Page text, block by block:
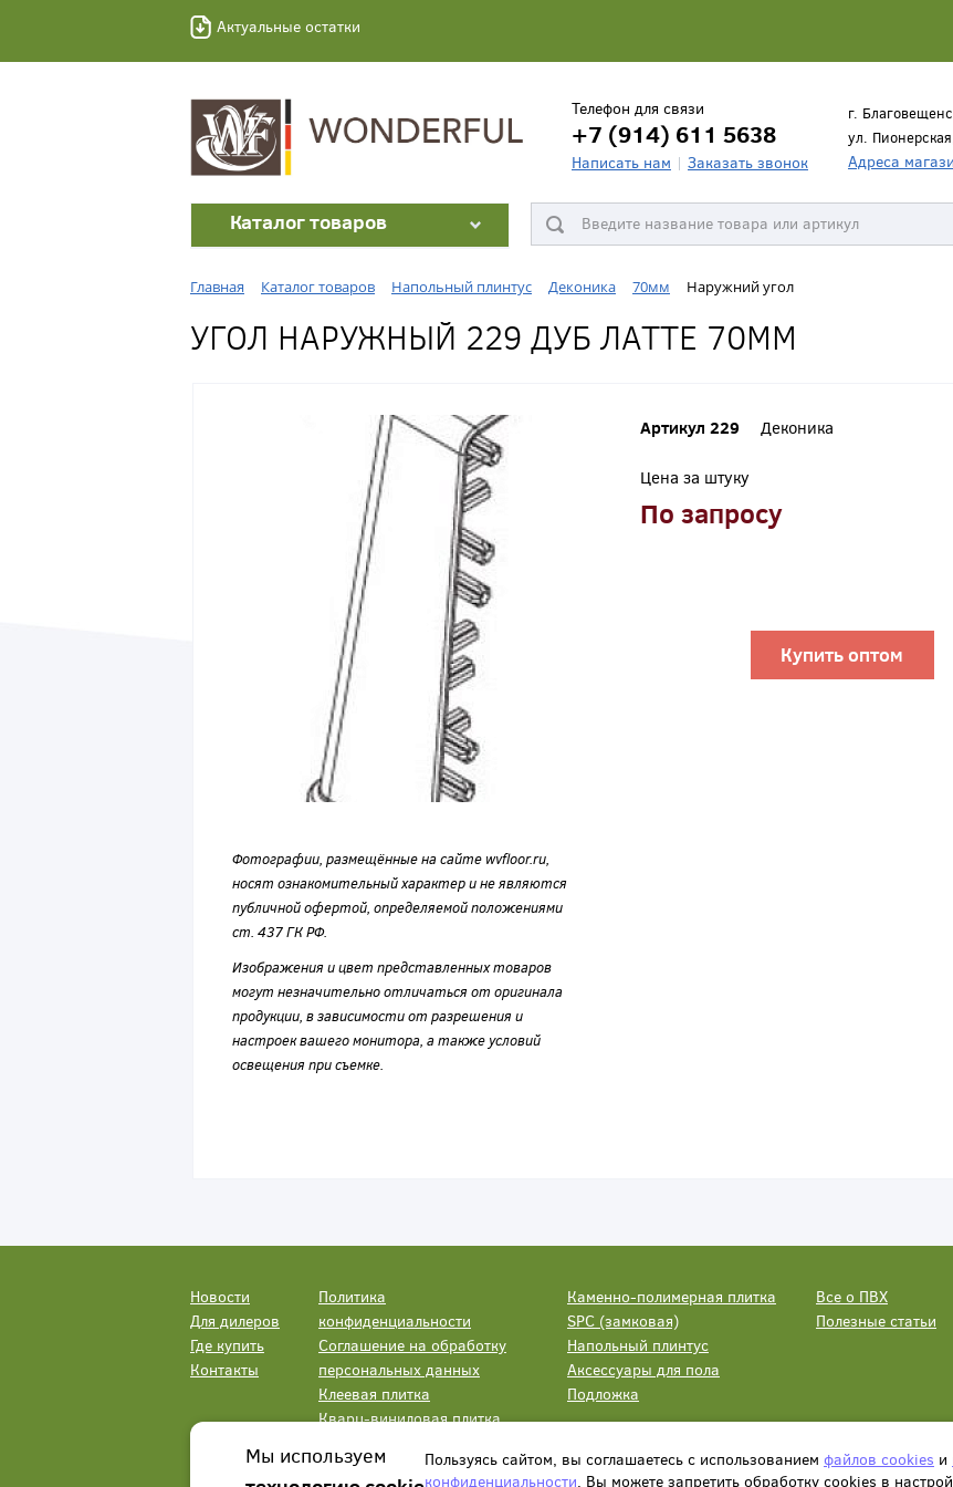
Актуальные остатки
Телефон для связи
+7 (914) 611 5638
Написать нам Заказать звонок
г.
ул.
Адреса
Каталог товаров
Главная Каталог товаров Напольный плинтус Деконика 70мм Наружний угол
УГОЛ НАРУЖНЫЙ 229 ДУБ ЛАТТЕ 70ММ
Фотографии, размещённые на сайте wvfloor.ru,
носят ознакомительный характер и не являются
публичной офертой, определяемой положениями
ст. 437 ГК РФ.
Изображения и цвет представленных товаров
могут незначительно отличаться от оригинала
продукции, в зависимости от разрешения и
настроек вашего монитора, а также условий
освещения при съемке.
Артикул 229 Деконика
Цена за штуку
По запросу
Купить оптом
Новости
Для дилеров
Где купить
Контакты
Политика
конфиденциальности
Соглашение на обработку
персональных данных
Клеевая плитка
Кварц-виниловая плитка
Каменно-полимерная плитка
SPC (замковая)
Напольный плинтус
Аксессуары для пола
Подложка
Все о ПВХ
Полезные статьи
Мы используем
Пользуясь сайтом, вы соглашаетесь с использованием файлов cookies и
конфиденциальности. Вы можете запретить обработку сookies в